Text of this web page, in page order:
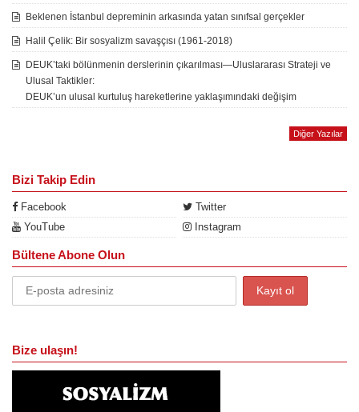
Beklenen İstanbul depreminin arkasında yatan sınıfsal gerçekler
Halil Çelik: Bir sosyalizm savaşçısı (1961-2018)
DEUK’taki bölünmenin derslerinin çıkarılması—Uluslararası Strateji ve
Ulusal Taktikler:
DEUK’un ulusal kurtuluş hareketlerine yaklaşımındaki değişim
Diğer Yazılar
Bizi Takip Edin
Facebook
Twitter
YouTube
Instagram
Bültene Abone Olun
Bize ulaşın!